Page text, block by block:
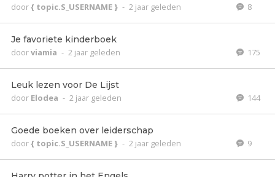
door{ topic.S_USERNAME } - 2 jaar geleden 8
Je favoriete kinderboek
doorviamia - 2 jaar geleden 175
Leuk lezen voor De Lijst
door Elodea - 2 jaar geleden 144
Goede boeken over leiderschap
door{ topic.S_USERNAME } - 2 jaar geleden 9